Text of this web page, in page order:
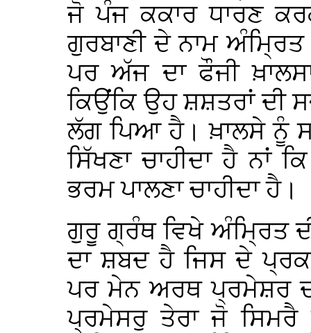
ਜੋ ਪੰਜ ਕਕਾਰ ਧਾਰਣ
ਗੁਰਬਾਣੀ ਦੇ ਨਾਮ ਅੰਮ੍ਰਿਤ
ਪਰ ਅੱਜ ਦਾ ਫੌਜੀ
ਕਿਉਂਕਿ ਉਹ ਸ਼ਸ਼ਤਰਾਂ ਦੀ
ਲੱਗ ਪਿਆ ਹੈ। ਖ਼ਾਲਸੇ ਨੂੰ
ਸਿੱਖਣਾ ਚਾਹੀਦਾ ਹੈ ਨਾਂ
ਭਰਮ ਪਾਲਣਾ ਚਾਹੀਦਾ ਹੈ।
ਗੁਰੂ ਗ੍ਰੰਥ ਵਿਖੇ ਅੰਮ੍ਰਿਤ
ਦਾ ਸ਼ਬਦ ਹੈ ਜਿਸ ਦੇ
ਪਰ ਮੇਨ ਅਰਥ ਪ੍ਰਮੇਸ਼ਰ
ਪ੍ਰਮੇਸਰੁ ਤੇਰਾ ਜੋ ਸਿਮਰੈ